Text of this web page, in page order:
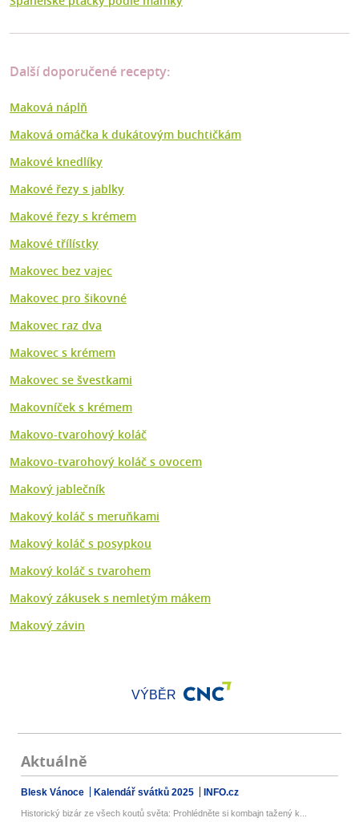
Další doporučené recepty:
Maková náplň
Maková omáčka k dukátovým buchtičkám
Makové knedlíky
Makové řezy s jablky
Makové řezy s krémem
Makové třílístky
Makovec bez vajec
Makovec pro šikovné
Makovec raz dva
Makovec s krémem
Makovec se švestkami
Makovníček s krémem
Makovo-tvarohový koláč
Makovo-tvarohový koláč s ovocem
Makový jablečník
Makový koláč s meruňkami
Makový koláč s posypkou
Makový koláč s tvarohem
Makový zákusek s nemletým mákem
Makový závin
VÝBĚR
Aktuálně
Blesk Vánoce Kalendář svátků 2025 INFO.cz
Historický bizár ze všech koutů světa: Prohlédněte si kombajn tažený k...